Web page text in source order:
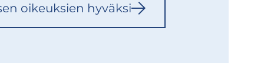
oi­keuk­sien hy­väk­si